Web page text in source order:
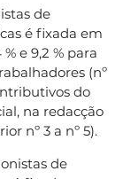
de
é fixada em
e 9,2 % para
(nº
do
na redacção
nº 3 a nº 5).
de